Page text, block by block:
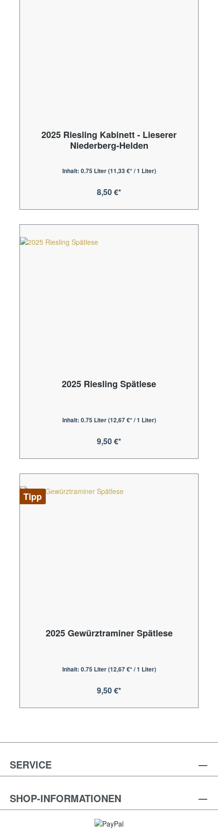
2025 Riesling Kabinett - Lieserer
Niederberg-Helden
Inhalt: 0.75 Liter(11,33 €* / 1 Liter)
8,50 €*
2025 Riesling Spätlese
Inhalt: 0.75 Liter(12,67 €* / 1 Liter)
9,50 €*
Tipp
2025 Gewürztraminer Spätlese
Inhalt: 0.75 Liter(12,67 €* / 1 Liter)
9,50 €*
SERVICE
SHOP-INFORMATIONEN